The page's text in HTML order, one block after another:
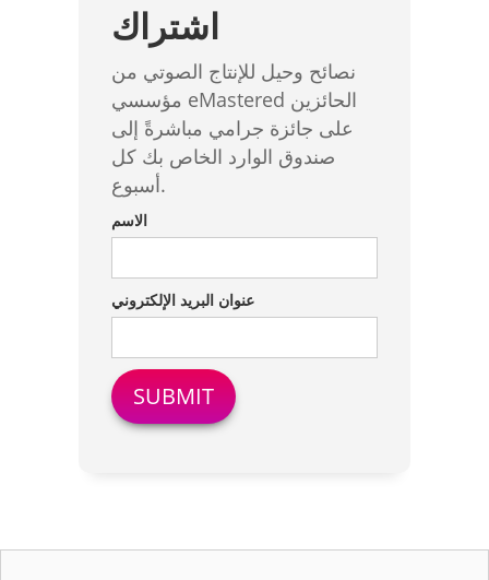
اشتراك
نصائح وحيل للإنتاج الصوتي من
مؤسسي eMastered الحائزين
على جائزة جرامي مباشرةً إلى
صندوق الوارد الخاص بك كل
أسبوع.
الاسم
عنوان البريد الإلكتروني